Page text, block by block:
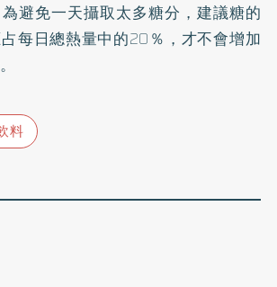
避免一天攝取太多糖分，建議糖的
每日總熱量中的20％，才不會增加
料